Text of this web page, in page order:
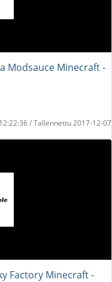
Modsauce Minecraft -
/ Tallennettu 2017-12-07
Factory Minecraft -